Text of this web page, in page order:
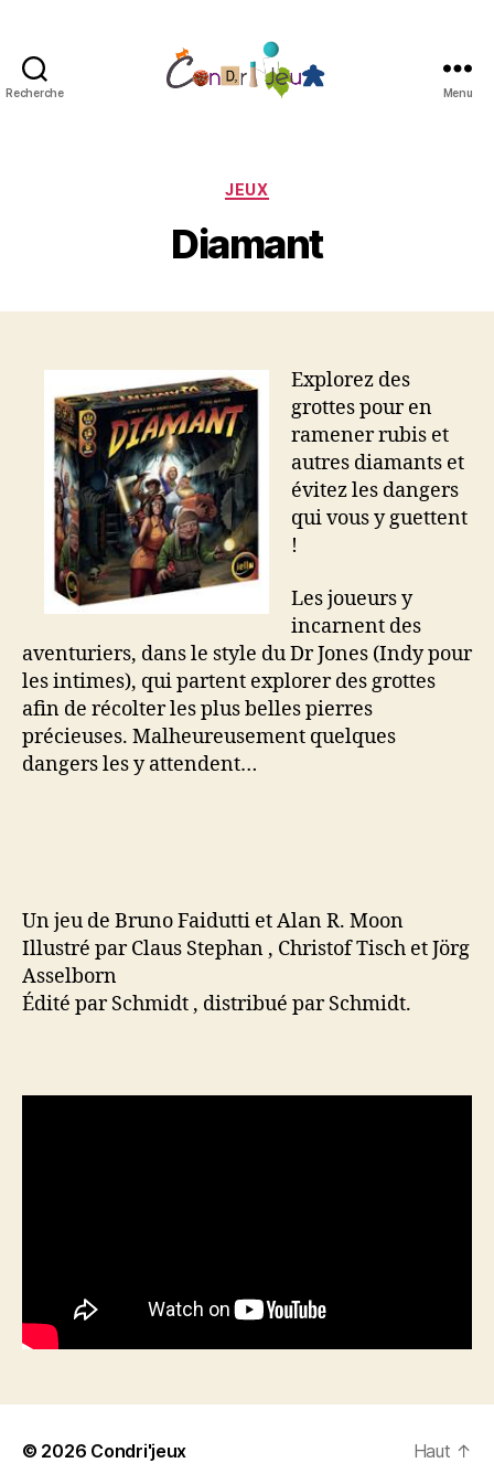
Recherche Menu
Catégories
JEUX
Diamant
Explorez des
grottes pour en
ramener rubis et
autres diamants et
évitez les dangers
qui vous y guettent
!
Les joueurs y
incarnent des
aventuriers, dans le style du Dr Jones (Indy pour
les intimes), qui partent explorer des grottes
afin de récolter les plus belles pierres
précieuses. Malheureusement quelques
dangers les y attendent…
Un jeu de Bruno Faidutti et Alan R. Moon
Illustré par Claus Stephan , Christof Tisch et Jörg
Asselborn
Édité par Schmidt , distribué par Schmidt.
© 2026 Condri'jeux Haut ↑